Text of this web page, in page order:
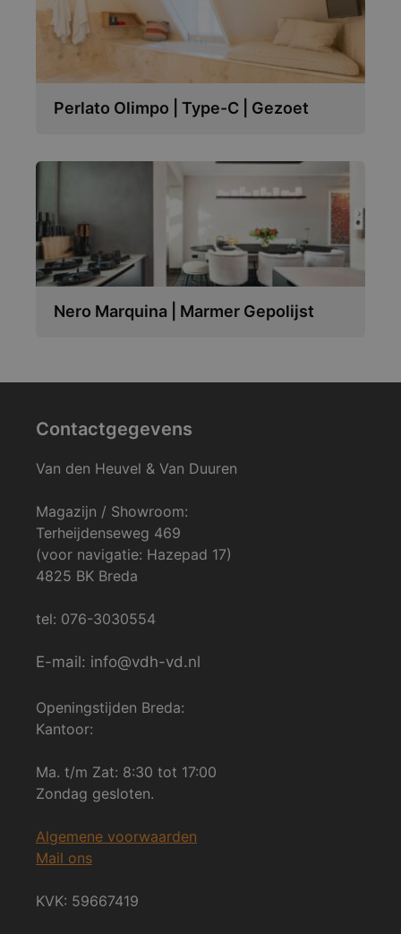
Perlato Olimpo | Type-C | Gezoet
Nero Marquina | Marmer Gepolijst
Contactgegevens
Van den Heuvel & Van Duuren
Magazijn / Showroom:
Terheijdenseweg 469
(voor navigatie: Hazepad 17)
4825 BK Breda
tel: 076-3030554
E-mail: info@vdh-vd.nl
Openingstijden Breda:
Kantoor:
Ma. t/m Zat: 8:30 tot 17:00
Zondag gesloten.
Algemene voorwaarden
Mail ons
KVK: 59667419